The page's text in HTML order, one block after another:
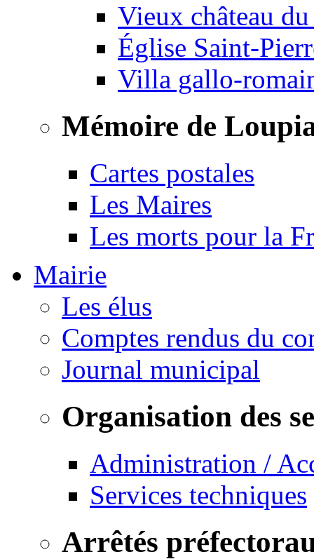
Vieux château
Église Saint-
Villa gallo-
Mémoire de
Cartes postales
Les Maires
Les morts pour la
Mairie
Les élus
Comptes rendus du
Journal municipal
Organisation des
Administration /
Services techniques
Arrêtés